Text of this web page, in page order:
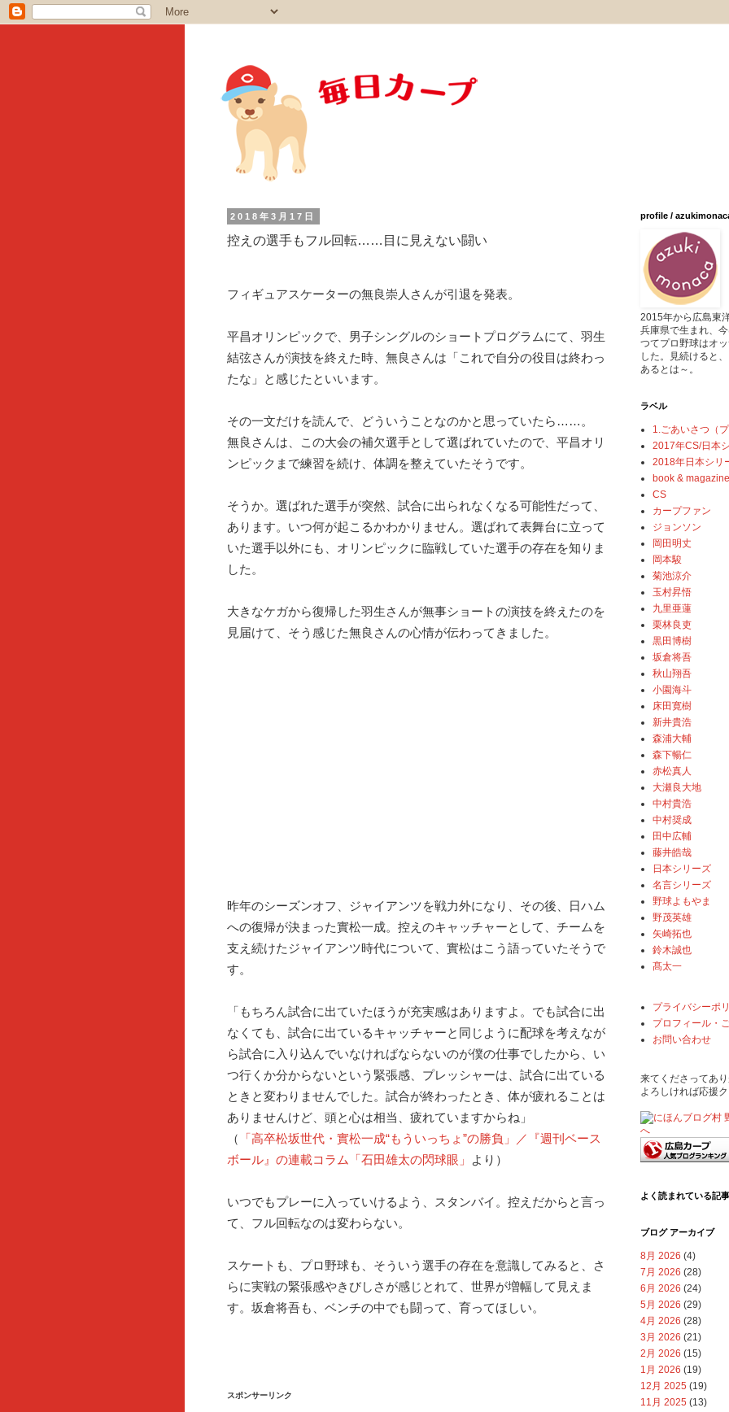
2018年3月17日
控えの選手もフル回転……目に見えない闘い
フィギュアスケーターの無良崇人さんが引退を発表。
平昌オリンピックで、男子シングルのショートプログラムにて、羽生
結弦さんが演技を終えた時、無良さんは「これで自分の役目は終わっ
たな」と感じたといいます。
その一文だけを読んで、どういうことなのかと思っていたら……。
無良さんは、この大会の補欠選手として選ばれていたので、平昌オリ
ンピックまで練習を続け、体調を整えていたそうです。
そうか。選ばれた選手が突然、試合に出られなくなる可能性だって、
あります。いつ何が起こるかわかりません。選ばれて表舞台に立って
いた選手以外にも、オリンピックに臨戦していた選手の存在を知りま
した。
大きなケガから復帰した羽生さんが無事ショートの演技を終えたのを
見届けて、そう感じた無良さんの心情が伝わってきました。
昨年のシーズンオフ、ジャイアンツを戦力外になり、その後、日ハム
への復帰が決まった實松一成。控えのキャッチャーとして、チームを
支え続けたジャイアンツ時代について、實松はこう語っていたそうで
す。
「もちろん試合に出ていたほうが充実感はありますよ。でも試合に出
なくても、試合に出ているキャッチャーと同じように配球を考えなが
ら試合に入り込んでいなければならないのが僕の仕事でしたから、い
つ行くか分からないという緊張感、プレッシャーは、試合に出ている
ときと変わりませんでした。試合が終わったとき、体が疲れることは
ありませんけど、頭と心は相当、疲れていますからね」
（
「高卒松坂世代・實松一成“もういっちょ”の勝負」／『週刊ベース
ボール』の連載コラム「石田雄太の閃球眼」
より）
いつでもプレーに入っていけるよう、スタンバイ。控えだからと言っ
て、フル回転なのは変わらない。
スケートも、プロ野球も、そういう選手の存在を意識してみると、さ
らに実戦の緊張感やきびしさが感じとれて、世界が増幅して見えま
す。坂倉将吾も、ベンチの中でも闘って、育ってほしい。
スポンサーリンク
profile /
2015年から広島東
兵庫県で生まれ、
つてプロ野球はオ
した。見続けると
あるとは～。
ラベル
1.ごあいさつ（
2017年CS/日本
2018年日本シリ
book & magazine
CS
カープファン
ジョンソン
岡田明丈
岡本駿
菊池涼介
玉村昇悟
九里亜蓮
栗林良吏
黒田博樹
坂倉将吾
秋山翔吾
小園海斗
床田寛樹
新井貴浩
森浦大輔
森下暢仁
赤松真人
大瀬良大地
中村貴浩
中村奨成
田中広輔
藤井皓哉
日本シリーズ
名言シリーズ
野球よもやま
野茂英雄
矢崎拓也
鈴木誠也
髙太一
プライバシーポ
プロフィール・
お問い合わせ
来てくださってあ
よろしければ応援
よく読まれている記事
ブログ アーカイブ
8月 2026 (4)
7月 2026 (28)
6月 2026 (24)
5月 2026 (29)
4月 2026 (28)
3月 2026 (21)
2月 2026 (15)
1月 2026 (19)
12月 2025 (19)
11月 2025 (13)